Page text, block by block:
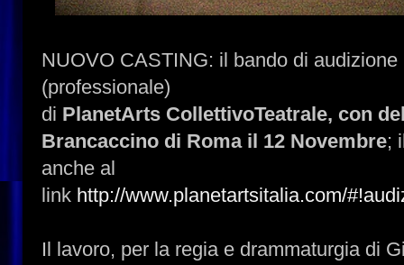
NUOVO CASTING: il bando di
(professionale)
di PlanetArts CollettivoTeatrale, con
Brancaccino di Roma il 12 Novembre;
anche al
link http://www.planetartsitalia.com/
Il lavoro, per la regia e drammaturgia di